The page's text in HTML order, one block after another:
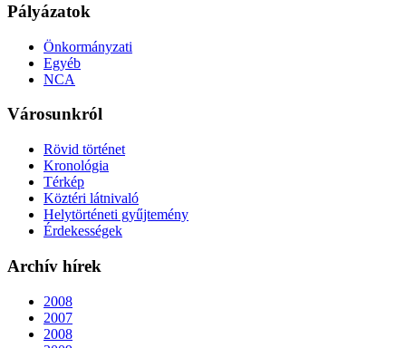
Pályázatok
Önkormányzati
Egyéb
NCA
Városunkról
Rövid történet
Kronológia
Térkép
Köztéri látnivaló
Helytörténeti gyűjtemény
Érdekességek
Archív hírek
2008
2007
2008